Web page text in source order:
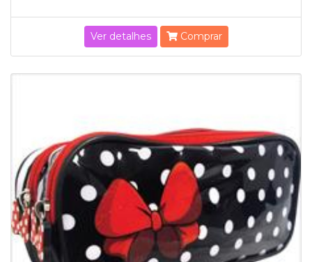
Ver detalhes Comprar